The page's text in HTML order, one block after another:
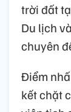
trời đất
Du lịch
chuyên
Điểm
kết chặt